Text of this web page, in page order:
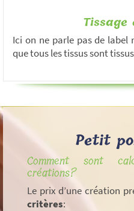
Tissage
Ici on ne parle pas de
que tous les tissus sont
Petit
Comment sont
créations?
Le prix d’une création
critères: